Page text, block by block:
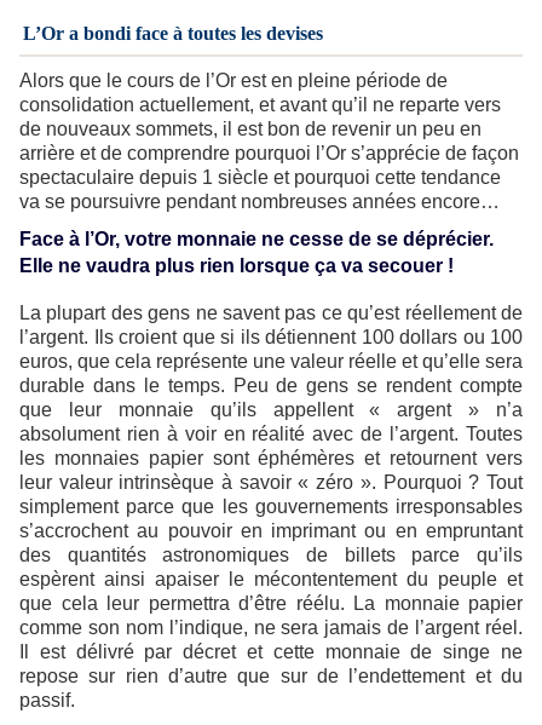
L’Or a bondi face à toutes les devises
Alors que le cours de l’Or est en pleine période de
consolidation actuellement, et avant qu’il ne reparte vers
de nouveaux sommets, il est bon de revenir un peu en
arrière et de comprendre pourquoi l’Or s’apprécie de façon
spectaculaire depuis 1 siècle et pourquoi cette tendance
va se poursuivre pendant nombreuses années encore…
Face à l’Or, votre monnaie ne cesse de se déprécier.
Elle ne vaudra plus rien lorsque ça va secouer !
La plupart des gens ne savent pas ce qu’est réellement de
l’argent. Ils croient que si ils détiennent 100 dollars ou 100
euros, que cela représente une valeur réelle et qu’elle sera
durable dans le temps. Peu de gens se rendent compte
que leur monnaie qu’ils appellent « argent » n’a
absolument rien à voir en réalité avec de l’argent. Toutes
les monnaies papier sont éphémères et retournent vers
leur valeur intrinsèque à savoir « zéro ». Pourquoi ? Tout
simplement parce que les gouvernements irresponsables
s’accrochent au pouvoir en imprimant ou en empruntant
des quantités astronomiques de billets parce qu’ils
espèrent ainsi apaiser le mécontentement du peuple et
que cela leur permettra d’être réélu. La monnaie papier
comme son nom l’indique, ne sera jamais de l’argent réel.
Il est délivré par décret et cette monnaie de singe ne
repose sur rien d’autre que sur de l’endettement et du
passif.